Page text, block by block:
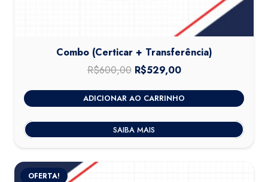
Combo (Certicar + Transferência)
R$600,00 O
preço
original
era:
R$600,00.
R$529,00O
preço
atual
é:
R$529,00.
ADICIONAR AO CARRINHO
SAIBA MAIS
OFERTA!